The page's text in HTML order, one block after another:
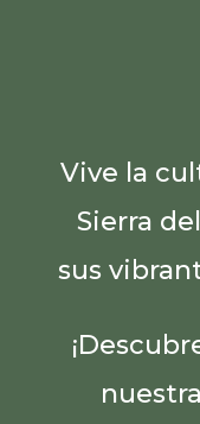
Vive la
Sierra
sus